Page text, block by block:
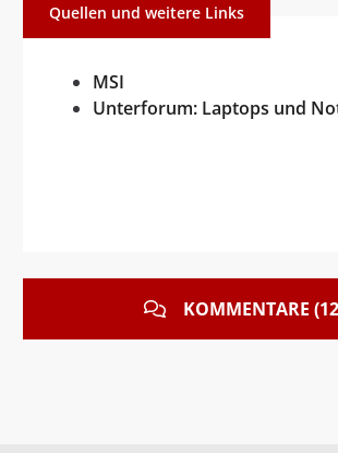
Quellen und weitere Links
MSI
Unterforum: Laptops und
KOMMENTARE